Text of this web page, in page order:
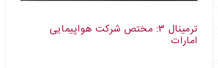
ترمینال ۳: مختص شرکت هواپیمایی
امارات